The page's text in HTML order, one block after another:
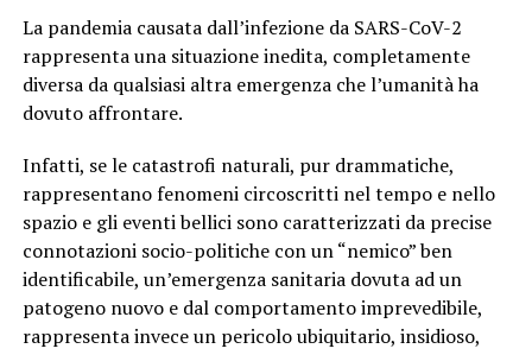
La pandemia causata dall’infezione da SARS-CoV-2
rappresenta una situazione inedita, completamente
diversa da qualsiasi altra emergenza che l’umanità ha
dovuto affrontare.
Infatti, se le catastrofi naturali, pur drammatiche,
rappresentano fenomeni circoscritti nel tempo e nello
spazio e gli eventi bellici sono caratterizzati da precise
connotazioni socio-politiche con un “nemico” ben
identificabile, un’emergenza sanitaria dovuta ad un
patogeno nuovo e dal comportamento imprevedibile,
rappresenta invece un pericolo ubiquitario, insidioso,